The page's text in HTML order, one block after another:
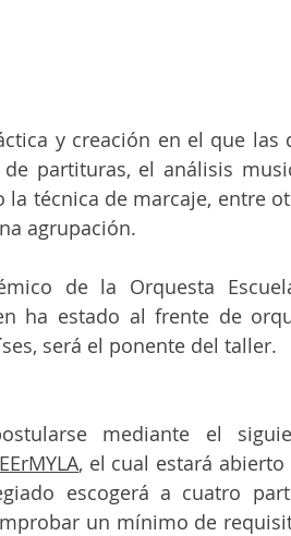
y creación en el que las
partituras, el análisis
la técnica de marcaje, entre
agrupación.
de la Orquesta Escuela
ha estado al frente de
será el ponente del taller.
, el cual estará
escogerá a cuatro
un mínimo de